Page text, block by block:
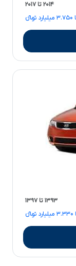
۲۰۱۴ تا ۲۰۱۷
۱۳۹۳ تا ۱۳۹۷